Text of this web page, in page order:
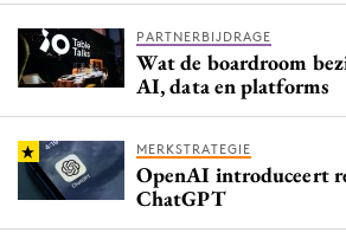
PARTNERBIJDRAGE
Wat de boardroom
AI, data en platforms
MERKSTRATEGIE
OpenAI introduceert
ChatGPT